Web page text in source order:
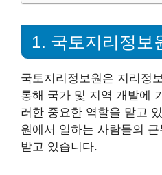
1. 국토지리정보
국토지리정보원은 지리정
통해 국가 및 지역 개발에
러한 중요한 역할을 맡고
원에서 일하는 사람들의
받고 있습니다.